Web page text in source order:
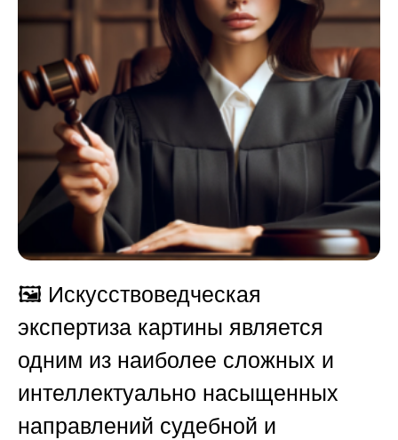
🖼️ Искусствоведческая
экспертиза картины является
одним из наиболее сложных и
интеллектуально насыщенных
направлений судебной и